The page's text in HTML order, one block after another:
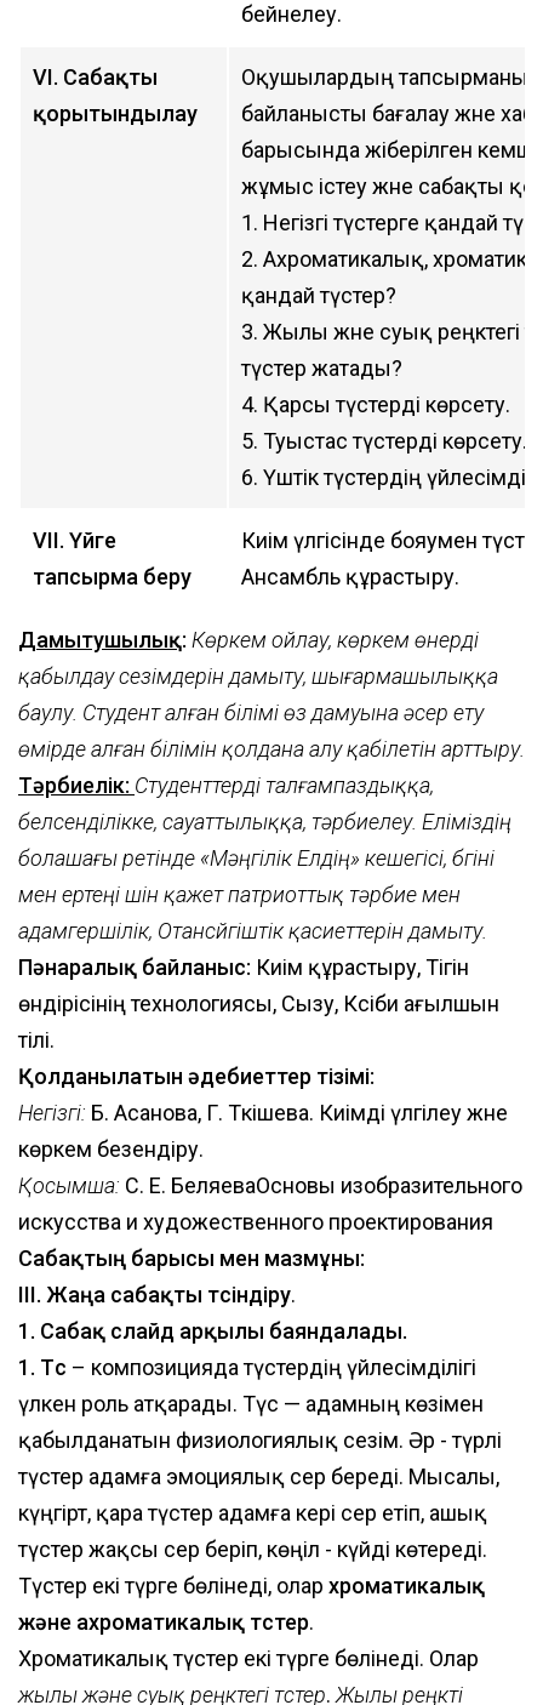
бейнелеу.
VI. Сабақты
қорытындылау
Оқушылардың тапсырманы
байланысты бағалау және
барысында жіберілген
жұмыс істеу және сабақты
1. Негізгі түстерге қандай
2. Ахроматикалық,
қандай түстер?
3. Жылы және суық реңктегі
түстер жатады?
4. Қарсы түстерді көрсету.
5. Туыстас түстерді көрсету.
6. Үштік түстердің
VII. Үйге
тапсырма беру
Киім үлгісінде бояумен
Ансамбль құрастыру.
Дамытушылық: Көркем ойлау, көркем өнерді
қабылдау сезімдерін дамыту, шығармашылыққа
баулу. Студент алған білімі өз дамуына әсер ету
өмірде алған білімін қолдана алу қабілетін арттыру.
Тәрбиелік: Студенттерді талғампаздыққа,
белсенділікке, сауаттылыққа, тәрбиелеу. Еліміздің
болашағы ретінде «Мәңгілік Елдің» кешегісі, бүгіні
мен ертеңі үшін қажет патриоттық тәрбие мен
адамгершілік, Отансүйгіштік қасиеттерін дамыту.
Пәнаралық байланыс: Киім құрастыру, Тігін
өндірісінің технологиясы, Сызу, Кәсіби ағылшын
тілі.
Қолданылатын әдебиеттер тізімі:
Негізгі: Б. Асанова, Г. Тәкішева. Киімді үлгілеу және
көркем безендіру.
Қосымша: C. Е. БеляеваОсновы изобразительного
искусства и художественного проектирования
Сабақтың барысы мен мазмұны:
ІІІ. Жаңа сабақты түсіндіру.
1. Сабақ слайд арқылы баяндалады.
1. Түс – композицияда түстердің үйлесімділігі
үлкен роль атқарады. Түс — адамның көзімен
қабылданатын физиологиялық сезім. Әр - түрлі
түстер адамға эмоциялық әсер береді. Мысалы,
күңгірт, қара түстер адамға кері әсер етіп, ашық
түстер жақсы әсер беріп, көңіл - күйді көтереді.
Түстер екі түрге бөлінеді, олар хроматикалық
және ахроматикалық түстер.
Хроматикалық түстер екі түрге бөлінеді. Олар
жылы және суық реңктегі түстер. Жылы реңкті